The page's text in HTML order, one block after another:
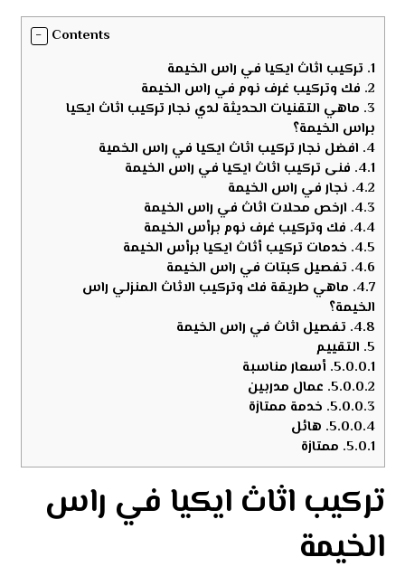
Contents
1. تركيب اثاث ايكيا في راس الخيمة
2. فك وتركيب غرف نوم في راس الخيمة
3. ماهي التقنيات الحديثة لدي نجار تركيب اثاث ايكيا
براس الخيمة؟
4. افضل نجار تركيب اثاث ايكيا في راس الخمية
4.1. فنى تركيب اثاث ايكيا في راس الخيمة
4.2. نجار في راس الخيمة
4.3. ارخص محلات اثاث في راس الخيمة
4.4. فك وتركيب غرف نوم برأس الخيمة
4.5. خدمات تركيب أثاث ايكيا برأس الخيمة
4.6. تفصيل كبتات في راس الخيمة
4.7. ماهي طريقة فك وتركيب الاثاث المنزلي راس
الخيمة؟
4.8. تفصيل اثاث في راس الخيمة
5. التقييم
5.0.0.1. أسعار مناسبة
5.0.0.2. عمال مدربين
5.0.0.3. خدمة ممتازة
5.0.0.4. هائل
5.0.1. ممتازة
تركيب اثاث ايكيا في راس
الخيمة